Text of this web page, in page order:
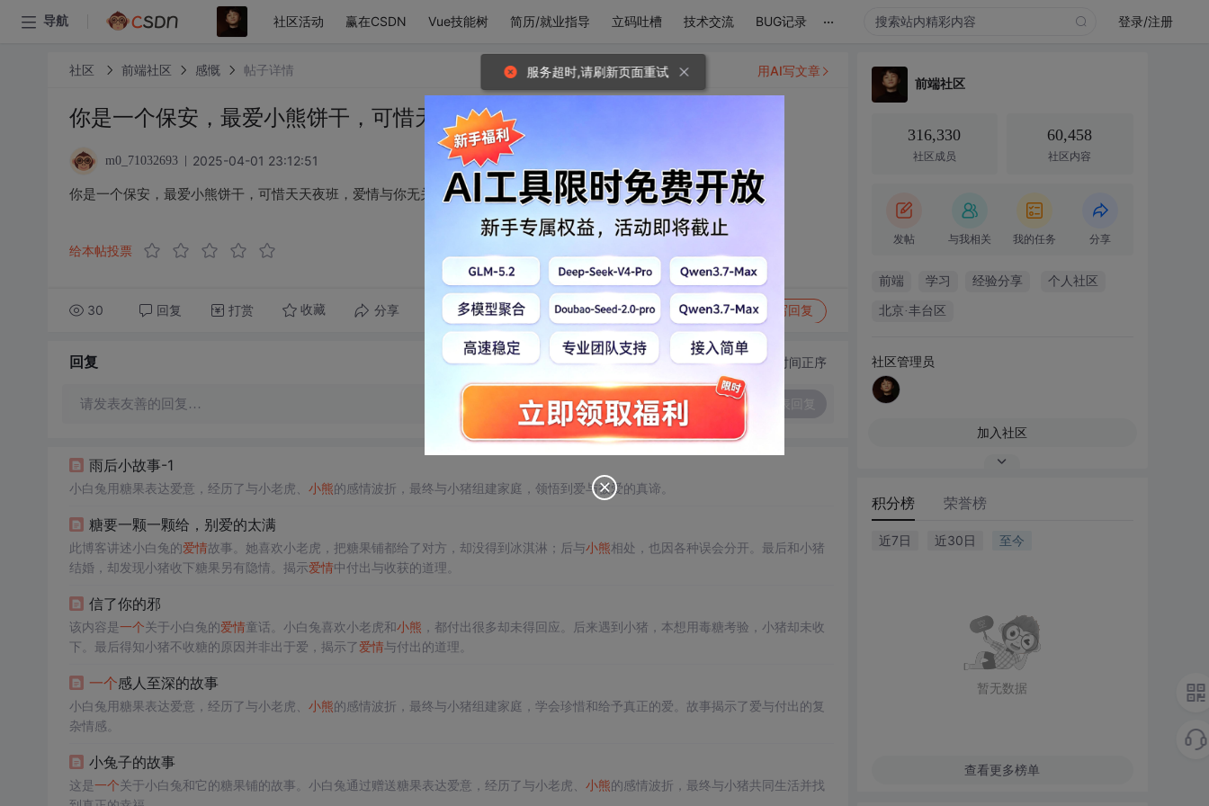
导航 社区活动 赢在CSDN Vue技能树 简历/就业指导 立码吐槽 技术交流 BUG记录 ... 登录/注册
社区 前端社区 感慨 帖子详情
你是一个保安，最爱小熊饼干，可惜天天夜班，爱情与你无关
m0_71032693 2025-04-01 23:12:51
你是一个保安，最爱小熊饼干，可惜天天夜班，爱情与你无关
给本帖投票
30 回复 打赏 收藏 分享 转发到动态 举报 写回复
用AI写文章
回复 切换为时间正序
请发表友善的回复…
雨后小故事-1
小白兔用糖果表达爱意，经历了与小老虎、 小熊的感情波折，最终与小猪组建家庭，领悟到爱与被爱的真谛。
糖要一颗一颗给，别爱的太满
此博客讲述小白兔的爱情故事。她喜欢小老虎，把糖果铺都给了对方，却没得到冰淇淋；后与小熊相处，也因各种误会分开。最后和小猪
结婚，却发现小猪收下糖果另有隐情。揭示爱情中付出与收获的道理。
信了你的邪
该内容是一个关于小白兔的爱情童话。小白兔喜欢小老虎和小熊 ，都付出很多却未得回应。后来遇到小猪，本想用毒糖考验，小猪却未收
下。最后得知小猪不收糖的原因并非出于爱，揭示了爱情与付出的道理。
一个感人至深的故事
小白兔用糖果表达爱意，经历了与小老虎、 小熊的感情波折，最终与小猪组建家庭，学会珍惜和给予真正的爱。故事揭示了爱与付出的复
杂情感。
小兔子的故事
这是一个关于小白兔和它的糖果铺的故事。小白兔通过赠送糖果表达爱意，经历了与小老虎、 小熊的感情波折，最终与小猪共同生活并找
前端社区
316,330
社区成员
60,458
社区内容
发帖 与我相关 我的任务 分享
前端 学习 经验分享 个人社区
北京·丰台区
社区管理员
加入社区
积分榜 荣誉榜
近7日 近30日 至今
暂无数据
查看更多榜单
服务超时,请刷新页面重试